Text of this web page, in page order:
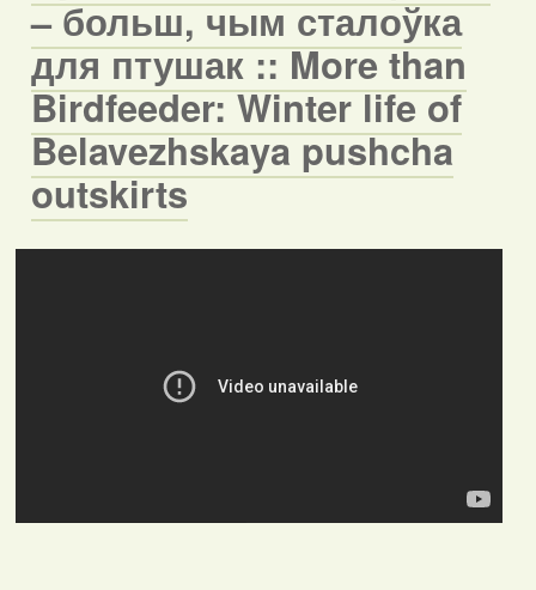
– больш, чым сталоўка
для птушак :: More than
Birdfeeder: Winter life of
Belavezhskaya pushcha
outskirts